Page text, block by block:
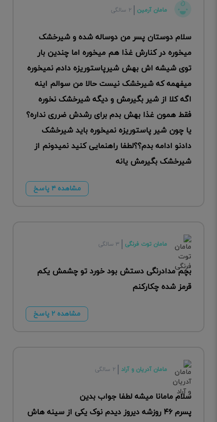
مامان آرمین ۲ سالگی
سلام دوستان پسر من دوساله شده و شیرخشک
میخوره در کنارش غذا هم میخوره اما چندین بار
توی شیشه اش بهش شیرپاستوریزه دادم نمیخوره
میفهمه که شیرخشک نیست حالا من سوالم اینه
اگه کلا از شیر بگیرمش و دیگه شیرخشک نخوره
فقط همون غذا بهش بدم برای رشدش ضرری نداره؟
یا چون شیر پاستوریزه نمیخوره باید شیرخشک
دادنو ادامه بدم؟؟لطفا راهنمایی کنید نمیدونم از
شیرخشک بگیرمش یانه
مشاهده ۴ پاسخ
مامان توت فرنگی ۳ سالگی
بچم مدادرنگی دستش بود خورد تو چشمش یکم
قرمز شده چکارکنم
مشاهده ۲ پاسخ
مامان آدریان و آراد ۲ سالگی
سلام مامانا میشه لطفا جواب بدین
پسرم ۴۶ روزشه دیروز دیدم نوک یکی از سینه هاش